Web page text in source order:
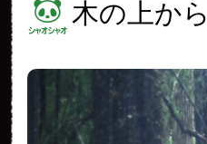
木の上から